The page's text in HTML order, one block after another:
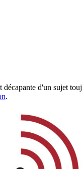
d'un sujet
.